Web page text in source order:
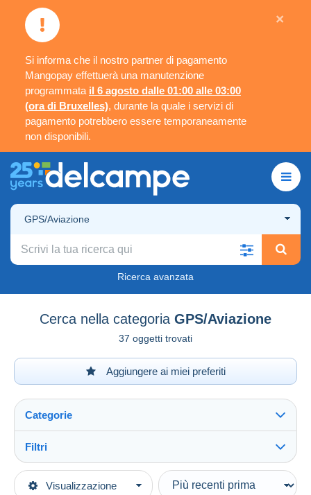
Si informa che il nostro partner di pagamento
Mangopay effettuerà una manutenzione
programmata il 6 agosto dalle 01:00 alle 03:00
(ora di Bruxelles), durante la quale i servizi di
pagamento potrebbero essere temporaneamente
non disponibili.
×
GPS/Aviazione
Ricerca avanzata
Cerca nella categoria GPS/Aviazione
37 oggetti trovati
Aggiungere ai miei preferiti
Visualizzazione
Categorie
Categorie principali
Filtri
Tipo di vendita